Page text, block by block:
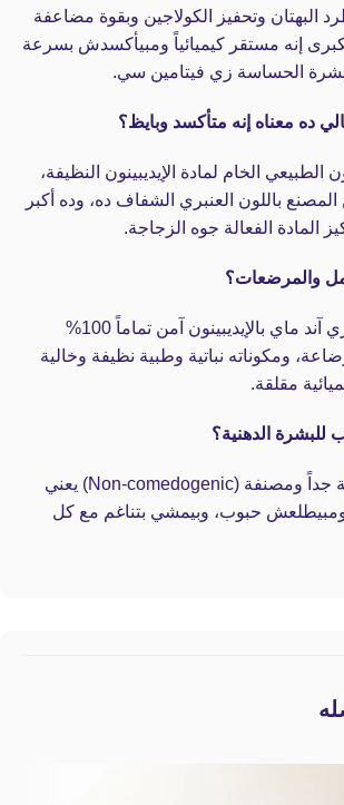
البهتان وتحفيز الكولاجين وبقوة مضاعفة
إنه مستقر كيميائياً ومبيأكسدش بسرعة
الحساسة زي فيتامين سي.
ده معناه إنه متأكسد وبايظ؟
الطبيعي الخام لمادة الإيديبينون النظيفة،
باللون العنبري الشفاف ده، وده أكبر
المادة الفعالة جوه الزجاجة.
والمرضعات؟
نعم، سيروم ماري آند ماي بالإيديبينون آمن تماماً 100%
ومكوناته نباتية وطبية نظيفة وخالية
مقلقة.
الدهنية؟
لا، تركيبته خفيفة جداً ومصنفة (Non-comedogenic) يعني
حبوب، وبيمشي بتناغم مع كل